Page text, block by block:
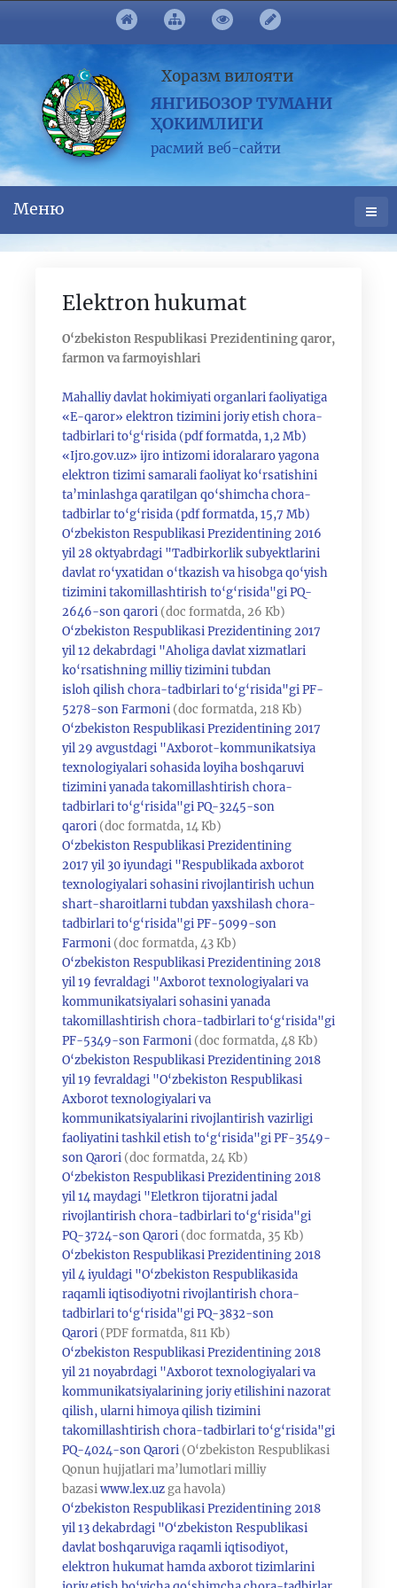
Хоразм вилояти
ЯНГИБОЗОР ТУМАНИ
ҲОКИМЛИГИ
расмий веб-сайти
Меню
Elektron hukumat
O‘zbekiston Respublikasi Prezidentining qaror,
farmon va farmoyishlari
Mahalliy davlat hokimiyati organlari faoliyatiga
«E-qaror» elektron tizimini joriy etish chora-
tadbirlari to‘g‘risida (pdf formatda, 1,2 Mb)
«Ijro.gov.uz» ijro intizomi idoralararo yagona
elektron tizimi samarali faoliyat ko‘rsatishini
ta’minlashga qaratilgan qo‘shimcha chora-
tadbirlar to‘g‘risida (pdf formatda, 15,7 Mb)
O‘zbekiston Respublikasi Prezidentining 2016
yil 28 oktyabrdagi "Tadbirkorlik subyektlarini
davlat ro‘yxatidan o‘tkazish va hisobga qo‘yish
tizimini takomillashtirish to‘g‘risida"gi PQ-
2646-son qarori (doc formatda, 26 Kb)
O‘zbekiston Respublikasi Prezidentining 2017
yil 12 dekabrdagi "Aholiga davlat xizmatlari
ko‘rsatishning milliy tizimini tubdan
isloh qilish chora-tadbirlari to‘g‘risida"gi PF-
5278-son Farmoni (doc formatda, 218 Kb)
O‘zbekiston Respublikasi Prezidentining 2017
yil 29 avgustdagi "Axborot-kommunikatsiya
texnologiyalari sohasida loyiha boshqaruvi
tizimini yanada takomillashtirish chora-
tadbirlari to‘g‘risida"gi PQ-3245-son
qarori (doc formatda, 14 Kb)
O‘zbekiston Respublikasi Prezidentining
2017 yil 30 iyundagi "Respublikada axborot
texnologiyalari sohasini rivojlantirish uchun
shart-sharoitlarni tubdan yaxshilash chora-
tadbirlari to‘g‘risida"gi PF-5099-son
Farmoni (doc formatda, 43 Kb)
O‘zbekiston Respublikasi Prezidentining 2018
yil 19 fevraldagi "Axborot texnologiyalari va
kommunikatsiyalari sohasini yanada
takomillashtirish chora-tadbirlari to‘g‘risida"gi
PF-5349-son Farmoni (doc formatda, 48 Kb)
O‘zbekiston Respublikasi Prezidentining 2018
yil 19 fevraldagi "O‘zbekiston Respublikasi
Axborot texnologiyalari va
kommunikatsiyalarini rivojlantirish vazirligi
faoliyatini tashkil etish to‘g‘risida"gi PF-3549-
son Qarori (doc formatda, 24 Kb)
O‘zbekiston Respublikasi Prezidentining 2018
yil 14 maydagi "Eletkron tijoratni jadal
rivojlantirish chora-tadbirlari to‘g‘risida"gi
PQ-3724-son Qarori (doc formatda, 35 Kb)
O‘zbekiston Respublikasi Prezidentining 2018
yil 4 iyuldagi "O‘zbekiston Respublikasida
raqamli iqtisodiyotni rivojlantirish chora-
tadbirlari to‘g‘risida"gi PQ-3832-son
Qarori (PDF formatda, 811 Kb)
O‘zbekiston Respublikasi Prezidentining 2018
yil 21 noyabrdagi "Axborot texnologiyalari va
kommunikatsiyalarining joriy etilishini nazorat
qilish, ularni himoya qilish tizimini
takomillashtirish chora-tadbirlari to‘g‘risida"gi
PQ-4024-son Qarori (O‘zbekiston Respublikasi
Qonun hujjatlari ma’lumotlari milliy
bazasiwww.lex.uz ga havola)
O‘zbekiston Respublikasi Prezidentining 2018
yil 13 dekabrdagi "O‘zbekiston Respublikasi
davlat boshqaruviga raqamli iqtisodiyot,
elektron hukumat hamda axborot tizimlarini